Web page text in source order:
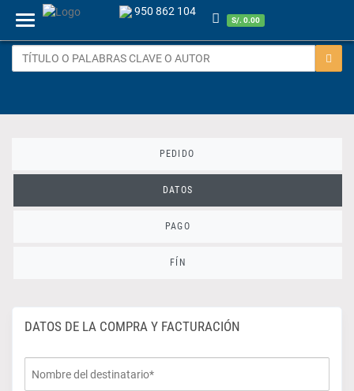
Menu
950 862 104
S/. 0.00
PEDIDO
DATOS
PAGO
FÍN
DATOS DE LA COMPRA Y FACTURACIÓN